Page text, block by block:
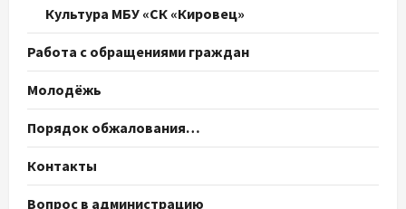
Культура МБУ «СК «Кировец»
Работа с обращениями граждан
Молодёжь
Порядок обжалования…
Контакты
Вопрос в администрацию